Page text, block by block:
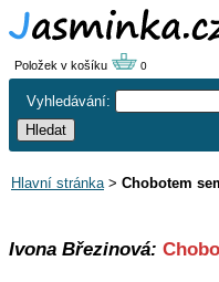
Položek v košíku 0
Vyhledávání:
Hlavní stránka> Chobotem
Ivona Březinová: